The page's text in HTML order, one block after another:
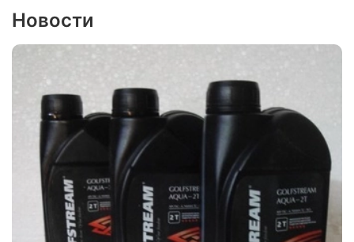
Новости